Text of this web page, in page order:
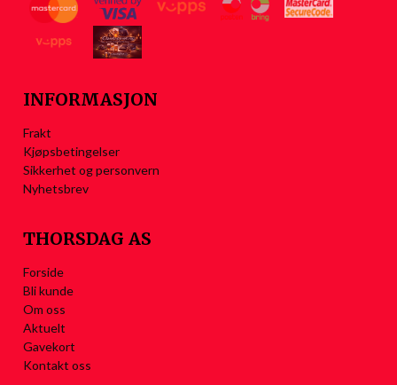
INFORMASJON
Frakt
Kjøpsbetingelser
Sikkerhet og personvern
Nyhetsbrev
THORSDAG AS
Forside
Bli kunde
Om oss
Aktuelt
Gavekort
Kontakt oss